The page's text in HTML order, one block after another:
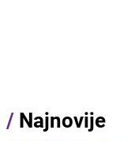
/ Najnovije